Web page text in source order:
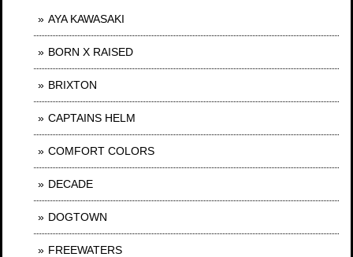
AYA KAWASAKI
BORN X RAISED
BRIXTON
CAPTAINS HELM
COMFORT COLORS
DECADE
DOGTOWN
FREEWATERS